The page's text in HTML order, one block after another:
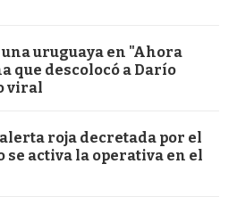
uruguaya en "Ahora
que descolocó a Darío
viral
roja decretada por el
se activa la operativa en el